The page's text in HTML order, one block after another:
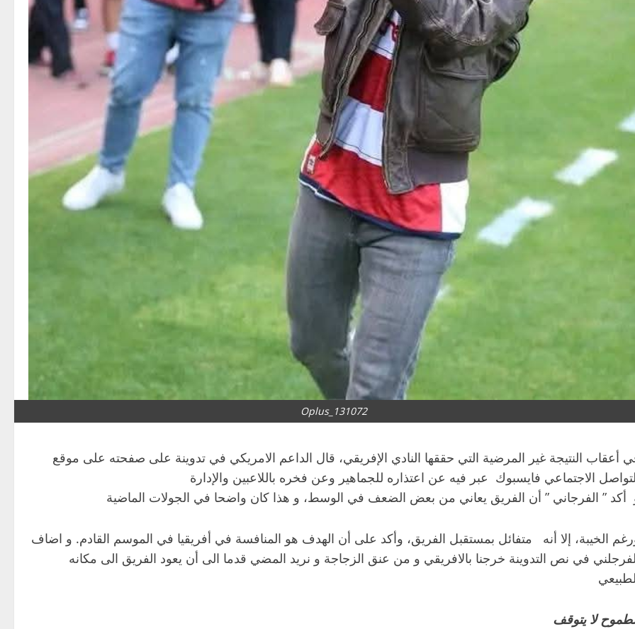
Oplus_131072
أعقاب النتيجة غير المرضية التي حققها النادي الإفريقي، قال الداعم الامريكي في تدوينة على صفحته على موقع
الاجتماعي فايسبوك عبر فيه عن اعتذاره للجماهير وعن فخره باللاعبين والإدارة
أكد ” الفرجاني ” أن الفريق يعاني من بعض الضعف في الوسط، و هذا كان واضحا في الجولات الماضية
الخيبة، إلا أنه متفائل بمستقبل الفريق، وأكد على أن الهدف هو المنافسة في أفريقيا في الموسم القادم. و اضاف
في نص التدوينة خرجنا بالافريقي و من عنق الزجاجة و نريد المضي قدما الى أن يعود الفريق الى مكانه
لا يتوقف